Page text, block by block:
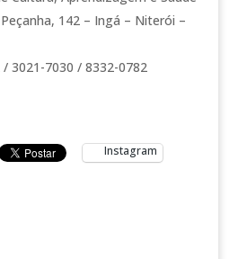
142 – Ingá – Niterói –
3021-7030 / 8332-0782
Instagram